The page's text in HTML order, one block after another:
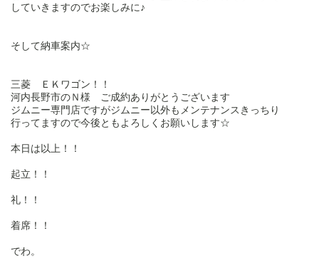
していきますのでお楽しみに♪
そして納車案内☆
三菱 ＥＫワゴン！！
河内長野市のＮ様 ご成約ありがとうございます
ジムニー専門店ですがジムニー以外もメンテナンスきっちり
行ってますので今後ともよろしくお願いします☆
本日は以上！！
起立！！
礼！！
着席！！
でわ。